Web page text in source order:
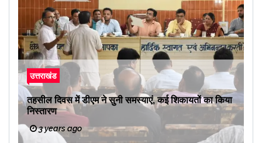
उत्तराखंड
तहसील दिवस में डीएम ने सुनी समस्याएं, कई शिकायतों का किया
निस्तारण
3 years ago